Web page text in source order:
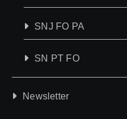
SNJ FO PA
SN PT FO
Newsletter